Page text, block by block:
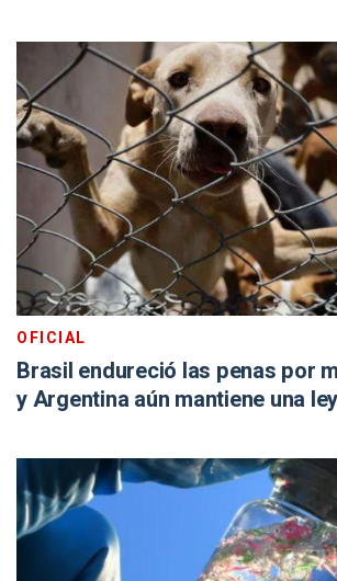
OFICIAL
Brasil endureció las penas por
y Argentina aún mantiene una